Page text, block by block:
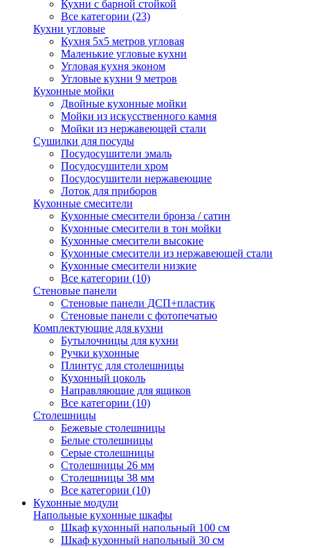
Кухни с барной стойкой
Все категории (23)
Кухни угловые
Кухня 5х5 метров угловая
Маленькие угловые кухни
Угловая кухня эконом
Угловые кухни 9 метров
Кухонные мойки
Двойные кухонные мойки
Мойки из искусственного камня
Мойки из нержавеющей стали
Сушилки для посуды
Посудосушители эмаль
Посудосушители хром
Посудосушители нержавеющие
Лоток для приборов
Кухонные смесители
Кухонные смесители бронза / сатин
Кухонные смесители в тон мойки
Кухонные смесители высокие
Кухонные смесители из нержавеющей стали
Кухонные смесители низкие
Все категории (10)
Стеновые панели
Стеновые панели ДСП+пластик
Стеновые панели с фотопечатью
Комплектующие для кухни
Бутылочницы для кухни
Ручки кухонные
Плинтус для столешницы
Кухонный цоколь
Направляющие для ящиков
Все категории (10)
Столешницы
Бежевые столешницы
Белые столешницы
Серые столешницы
Столешницы 26 мм
Столешницы 38 мм
Все категории (10)
Кухонные модули
Напольные кухонные шкафы
Шкаф кухонный напольный 100 см
Шкаф кухонный напольный 30 см